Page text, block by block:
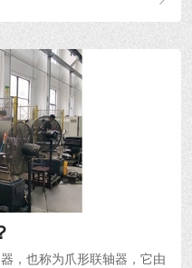
，也称为爪形联轴器，它由